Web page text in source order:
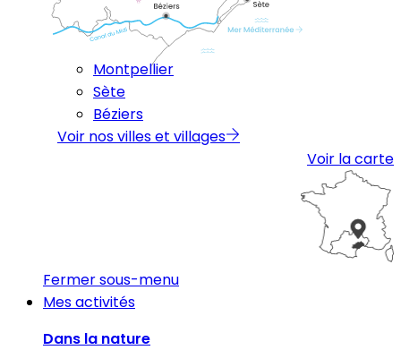
Montpellier
Sète
Béziers
Voir nos villes et villages
Voir la carte
Fermer sous-menu
Mes activités
Dans la nature